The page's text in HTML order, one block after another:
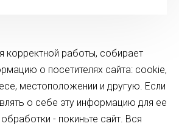
корректной работы, собирает
о посетителях сайта: cookie,
местоположении и другую. Если
о себе эту информацию для ее
- покиньте сайт. Вся